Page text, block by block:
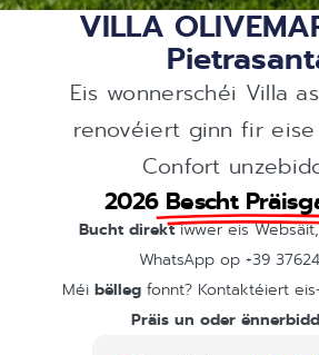
Vue mer
4 Kilometer vun de
Tyrrhenesche Mier,
ze relaxen
VILLA
Eis wonnerschéi Villa
renovéiert ginn fir eise
Confort
2026 Bescht
Bucht direktiwwer eis
WhatsApp op +39
Méi bëlleg fonnt? Kontaktéiert
Präis un oder